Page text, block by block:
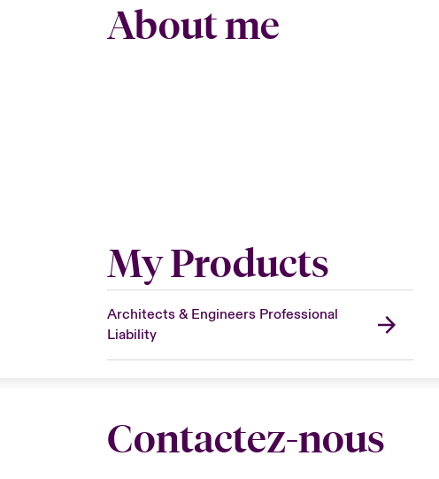
About me
My Products
Architects & Engineers Professional
Liability
Contactez-nous